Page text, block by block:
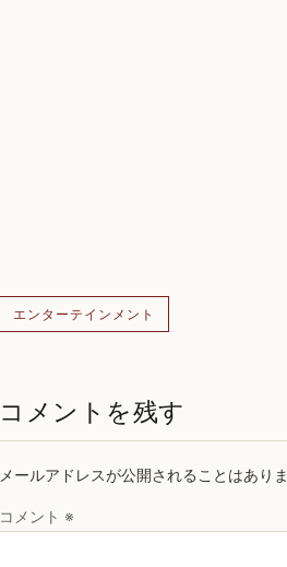
エンターテインメント
コメントを残す
メールアドレスが公開されることはありま
コメント ※